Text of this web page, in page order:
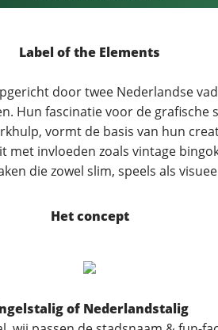
Label of the Elements
door twee Nederlandse
Hun fascinatie voor de
vormt de basis van hun
met invloeden zoals vintage
die zowel slim, speels als
Het concept
of Nederlandstalig